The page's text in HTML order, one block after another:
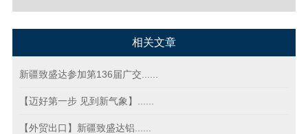
相关文章
新疆致盛达参加第136届广交......
【迈好第一步 见到新气象】......
【外贸出口】新疆致盛达铝......